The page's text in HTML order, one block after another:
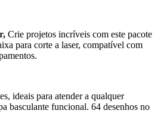
Crie projetos incríveis com este pacote
para corte a laser, compatível com
ideais para atender a qualquer
basculante funcional. 64 desenhos no